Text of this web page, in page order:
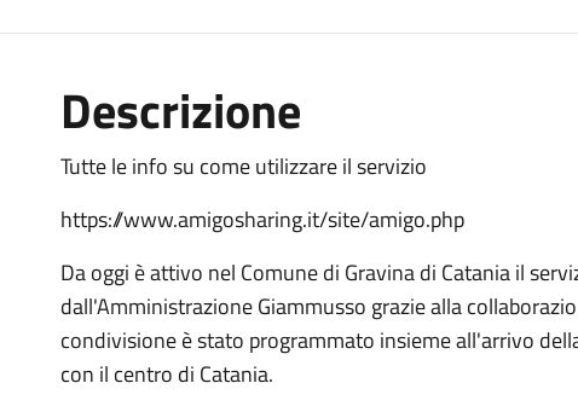
Descrizione
Tutte le info su come utilizzare il servizio
https://www.amigosharing.it/site/amigo.php
Da oggi è attivo nel Comune di Gravina di Catania il
dall'Amministrazione Giammusso grazie alla
condivisione è stato programmato insieme all'arrivo
con il centro di Catania.